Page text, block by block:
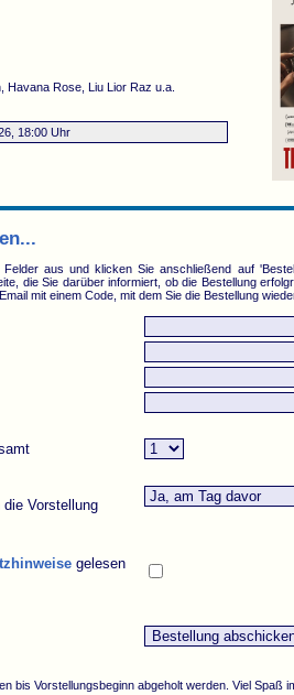
Havana Rose, Liu Lior Raz u.a.
18:00 Uhr
aus und klicken Sie anschließend auf
die Sie darüber informiert, ob die Bestellung
mit einem Code, mit dem Sie die Bestellung
Vorstellung
gelesen
bis Vorstellungsbeginn abgeholt werden. Viel Spaß